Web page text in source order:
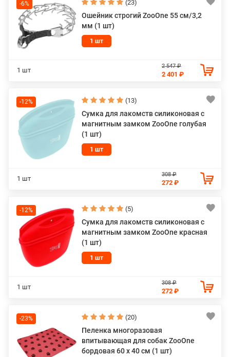
-6% (23)
Ошейник строгий ZooOne 55 см/3,2
мм (1 шт)
1 шт
1 шт
2 547 ₽
2 401 ₽
-12% (13)
Сумка для лакомств силиконовая с
магнитным замком ZooOne голубая
(1 шт)
1 шт
1 шт
308 ₽
272 ₽
-12% (5)
Сумка для лакомств силиконовая с
магнитным замком ZooOne красная
(1 шт)
1 шт
1 шт
308 ₽
272 ₽
-23% (20)
Пеленка многоразовая
впитывающая для собак ZooOne
бордовая 60 х 40 см (1 шт)